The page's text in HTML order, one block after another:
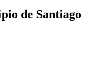
de Santiago